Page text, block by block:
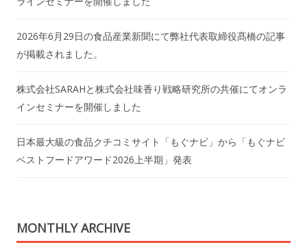
2026年6月29日の食品産業新聞にて弊社代表取締役髙橋の記事
が掲載されました。
株式会社SARAHと株式会社味香り戦略研究所の共催にてオンラ
インセミナーを開催しました
日本最大級の食品クチコミサイト「もぐナビ」から「もぐナビ
ベストフードアワード2026上半期」発表
MONTHLY ARCHIVE